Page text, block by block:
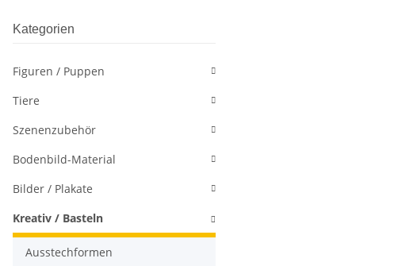
Kategorien
Figuren / Puppen
Tiere
Szenenzubehör
Bodenbild-Material
Bilder / Plakate
Kreativ / Basteln
Ausstechformen